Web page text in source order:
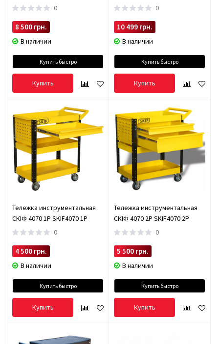
SKIF245
0
8 500 грн.
В наличии
Купить быстро
Купить
SKIF275
0
10 499 грн.
В наличии
Купить быстро
Купить
Тележка инструментальная
СКІФ 4070 1P SKIF4070 1P
0
4 500 грн.
В наличии
Купить быстро
Купить
Тележка инструментальная
СКІФ 4070 2P SKIF4070 2P
0
5 500 грн.
В наличии
Купить быстро
Купить